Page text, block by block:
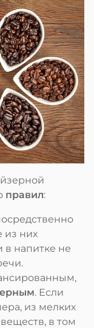
правил:
из них
в напитке не
. Если
из мелких
в том